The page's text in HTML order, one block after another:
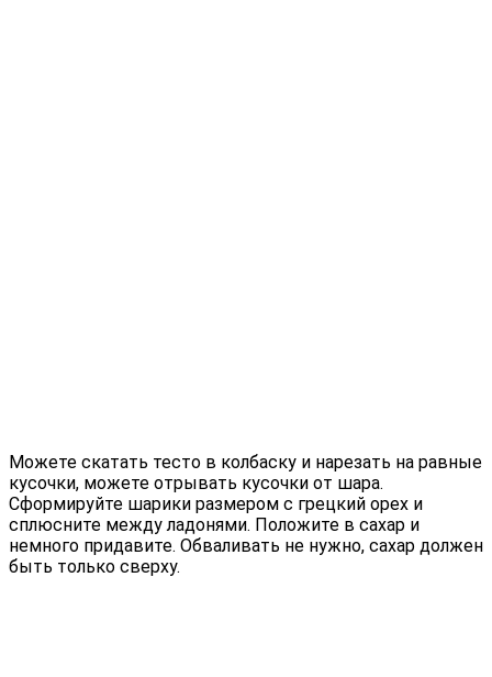
Можете скатать тесто в колбаску и нарезать на равные
кусочки, можете отрывать кусочки от шара.
Сформируйте шарики размером с грецкий орех и
сплюсните между ладонями. Положите в сахар и
немного придавите. Обваливать не нужно, сахар должен
быть только сверху.